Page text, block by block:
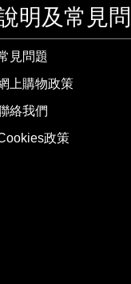
明及常見
見問題
上購物政策
絡我們
政策